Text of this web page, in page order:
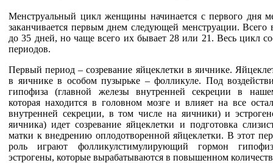
Менструальный цикл женщины начинается с первого дня
заканчивается первым днем следующей менструации. Всего
до 35 дней, но чаще всего их бывает 28 или 21. Весь цикл
периодов.
Первый период – созревание яйцеклетки в яичнике.
в яичнике в особом пузырьке – фолликуле. Под
гипофиза (главной железы внутренней секреции в
которая находится в головном мозге и влияет на все
внутренней секреции, в том числе на яичники) и
яичника) идет созревание яйцеклетки и подготовка
матки к внедрению оплодотворенной яйцеклетки. В этот
роль играют фолликулстимулирующий гормон
эстрогены, которые вырабатываются в повышенном